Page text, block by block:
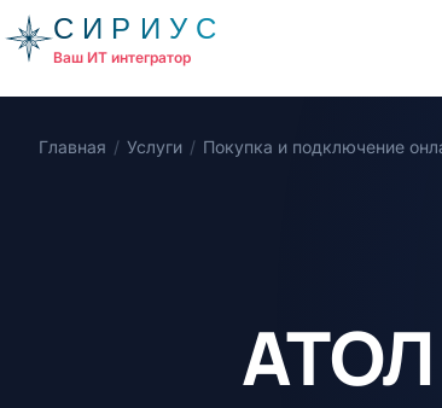
СИРИУС
Ваш ИТ интегратор
Главная / Услуги / Покупка и подключение
АТОЛ